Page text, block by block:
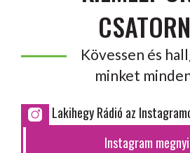
Kövessen és
minket
Lakihegy Rádió az
Instagram